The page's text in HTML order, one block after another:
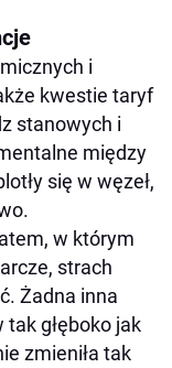
i
kwestie taryf
stanowych i
między
się w węzeł,
w którym
strach
Żadna inna
głęboko jak
zmieniła tak